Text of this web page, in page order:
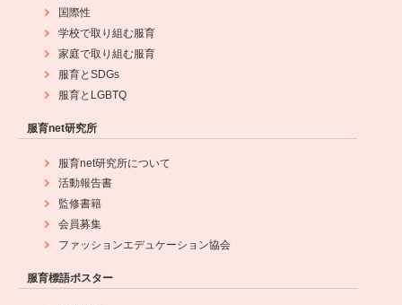
国際性
学校で取り組む服育
家庭で取り組む服育
服育とSDGs
服育とLGBTQ
服育net研究所
服育net研究所について
活動報告書
監修書籍
会員募集
ファッションエデュケーション協会
服育標語ポスター